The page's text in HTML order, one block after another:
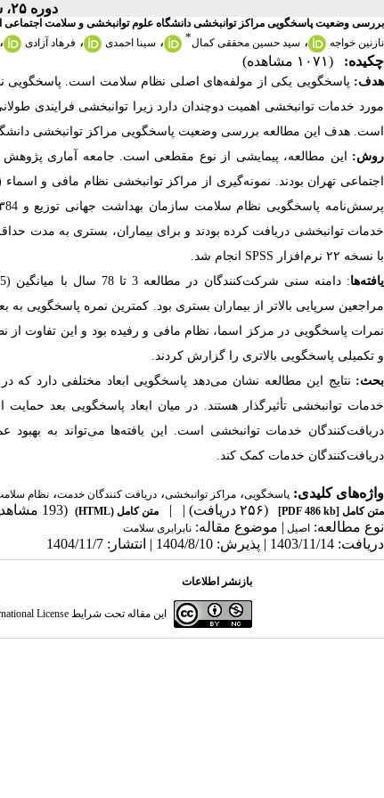
دوره ۲۵، شماره ۹۹ - ( ۱۱-۱۴۰۴ )
بررسی وضعیت پاسخگویی مراکز توانبخشی دانشگاه علوم توانبخشی و سلامت اجتماعی
نازنین خواجه
، سید حسین محققی کمال* ، سینا احمدی ، فرهاد آزادی ،
چکیده: (۱۰۷۱ مشاهده)
هدف: پاسخگویی یکی از مولفه‌های اصلی نظام سلامت است. پاسخگویی
مورد خدمات توانبخشی اهمیت دوچندان دارد زیرا توانبخشی فرایندی
است. هدف این مطالعه بررسی وضعیت پاسخگویی مراکز توانبخشی دانشگاه
روش: این مطالعه، پیمایشی از نوع مقطعی است. جامعه آماری پژوهش
اجتماعی تهران بودند. نمونه‌گیری از مراکز توانبخشی نظام مافی و
با نسخه ۲۲ نرم‌افزار
SPSS انجام شد
یافته‌ها: دامنه سنی شرکت‌کنندگان در مطالعه 3 تا 78 سال با میانگین (08/25±28/34) بود. نمرات پاسخگویی برای کل نمونه
مراجعین سرپایی بالاتر از بیماران بستری بود. کمترین نمره پاسخگویی
نمرات پاسخگویی در مرکز اسما، نظام مافی و رفیده بود و این تفاوت از
و تکمیلی پاسخگویی بالاتری را گزارش کردند.
بحث: نتایج این مطالعه نشان می‌دهد پاسخگویی ابعاد مختلفی دارد که
خدمات توانبخشی تأثیرگذار هستند. در میان ابعاد پاسخگویی بعد
دریافت‌کنندگان خدمات توانبخشی است
این یافته‌ها می‌تواند به
دریافت‌کنندگان خدمات کمک کند.
واژه‌های کلیدی: پاسخگویی، مراکز توانبخشی، دریافت کنندگان خدمت، نظام
متن کامل [PDF 486 kb] (۲۵۶ دریافت) | | متن کامل (HTML)
(193 مشاهده)
نوع مطالعه: اصیل | موضوع مقاله: نابرابری سلامت
دریافت: 1403/11/14 | پذیرش: 1404/8/10 | انتشار: 1404/11/7
بازنشر اطلاعات
این مقاله تحت شرایط License